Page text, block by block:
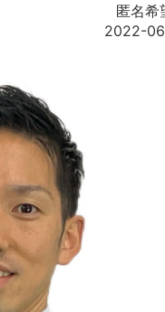
匿名希
2022-